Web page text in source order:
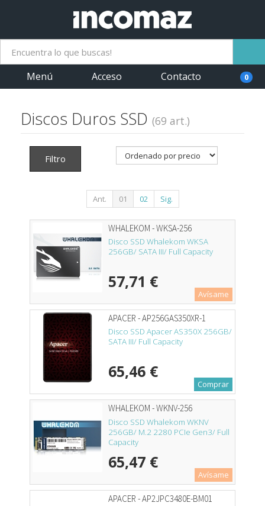
Menú Acceso Contacto 0
Discos Duros SSD (69 art.)
Filtro
Ant. 01 02 Sig.
WHALEKOM - WKSA-256
Disco SSD Whalekom WKSA
256GB/ SATA III/ Full Capacity
57,71 €
Avísame
APACER - AP256GAS350XR-1
Disco SSD Apacer AS350X 256GB/
SATA III/ Full Capacity
65,46 €
Comprar
WHALEKOM - WKNV-256
Disco SSD Whalekom WKNV
256GB/ M.2 2280 PCIe Gen3/ Full
Capacity
65,47 €
Avísame
APACER - AP2JPC3480E-BM01